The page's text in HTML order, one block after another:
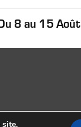
8 au 15 Août